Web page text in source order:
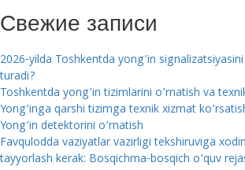
Свежие записи
2026-yilda Toshkentda yong’in
turadi?
Toshkentda yong’in tizimlarini o’rnatish va
Yong’inga qarshi tizimga texnik xizmat
Yong’in detektorini o’rnatish
Favqulodda vaziyatlar vazirligi tekshiruviga
tayyorlash kerak: Bosqichma-bosqich o’quv